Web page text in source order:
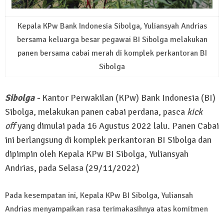
Kepala KPw Bank Indonesia Sibolga, Yuliansyah Andrias
bersama keluarga besar pegawai BI Sibolga melakukan
panen bersama cabai merah di komplek perkantoran BI
Sibolga
Sibolga -Kantor Perwakilan (KPw) Bank Indonesia (BI)
Sibolga, melakukan panen cabai perdana, pasca kick
offyang dimulai pada 16 Agustus 2022 lalu. Panen Cabai
ini berlangsung di komplek perkantoran BI Sibolga dan
dipimpin oleh Kepala KPw BI Sibolga, Yuliansyah
Andrias, pada Selasa (29/11/2022)
Pada kesempatan ini, Kepala KPw BI Sibolga, Yuliansah
Andrias menyampaikan rasa terimakasihnya atas komitmen